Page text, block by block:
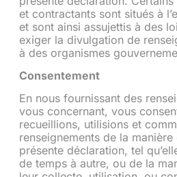
et contractants sont situés à
et sont ainsi assujettis à des
exiger la divulgation de
à des organismes
Consentement
En nous fournissant des
vous concernant, vous
recueillions, utilisions et
renseignements de la
présente déclaration, tel
de temps à autre, ou de la